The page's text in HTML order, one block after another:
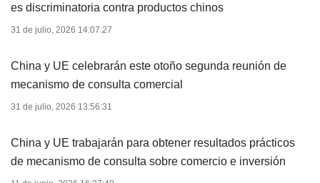
es discriminatoria contra productos chinos
31 de julio, 2026 14:07:27
China y UE celebrarán este otoño segunda reunión de
mecanismo de consulta comercial
31 de julio, 2026 13:56:31
China y UE trabajarán para obtener resultados prácticos
de mecanismo de consulta sobre comercio e inversión